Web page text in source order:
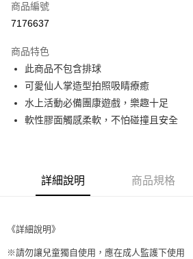
超商取貨付款
Apple Pay
街口支付
悠遊付
相關說明
【關於「AFTEE先享後付」】
便利好安心！
１．簡單：不需註冊會員、不需綁卡、不需儲值。
２．便利：只要手機號碼，簡訊認證，即可結帳。
商品編號
7176637
商品特色
此商品不包含排球
可愛仙人掌造型拍照吸睛療癒
水上活動必備團康遊戲，樂趣十足
軟性膠面觸感柔軟，不怕碰撞且安全
詳細說明 商品規格
《詳細說明》
※請勿讓兒童獨自使用，應在成人監護下使用